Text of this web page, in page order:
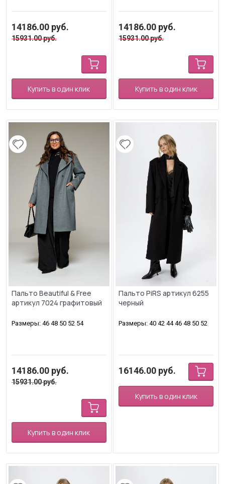
14186.00 руб.
15931.00руб.
Купить в один клик
14186.00 руб.
15931.00руб.
Купить в один клик
Пальто Beautiful & Free
артикул 7024 графитовый
Размеры: 46 48 50 52 54
14186.00 руб.
15931.00руб.
Купить в один клик
Пальто PiRS артикул 6255
черный
Размеры: 40 42 44 46 48 50 52
16146.00 руб.
Купить в один клик